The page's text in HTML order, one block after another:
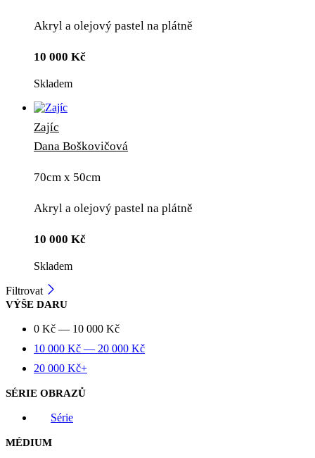
Akryl a olejový pastel na plátně
10 000 Kč
Skladem
Zajíc
Dana Boškovičová
70cm x 50cm
Akryl a olejový pastel na plátně
10 000 Kč
Skladem
Filtrovat
VÝŠE DARU
0 Kč — 10 000 Kč
10 000 Kč — 20 000 Kč
20 000 Kč+
SÉRIE OBRAZŮ
Série
MÉDIUM